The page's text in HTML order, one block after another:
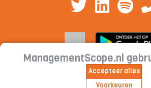
Cookieverklaring |
ManagementScope.nl
Accepteer alles
Voorkeuren